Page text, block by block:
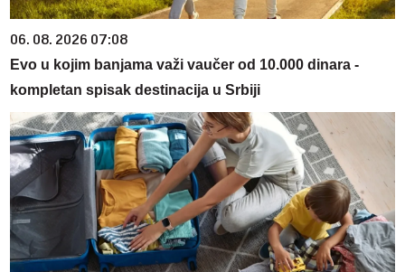
06. 08. 2026 07:08
Evo u kojim banjama važi vaučer od 10.000 dinara -
kompletan spisak destinacija u Srbiji